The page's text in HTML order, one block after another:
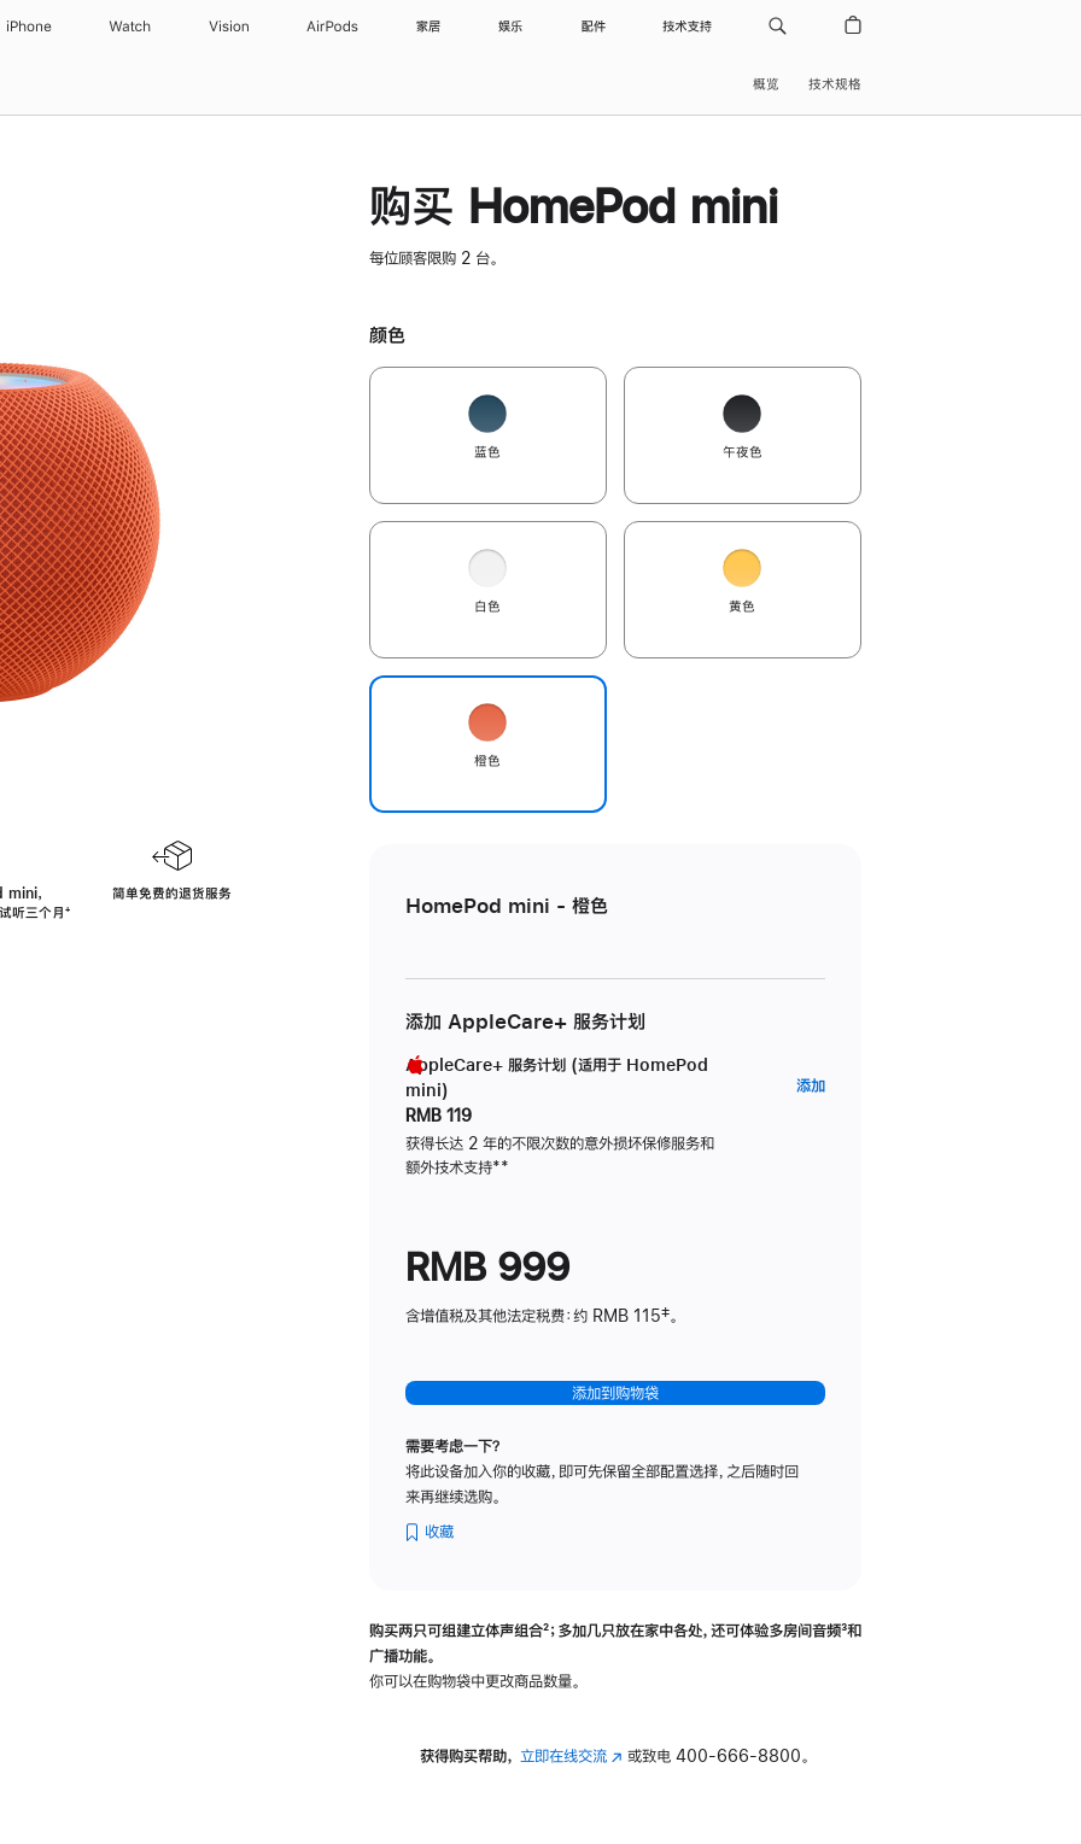
iPhone Watch Vision AirPods 家居 娱乐 配件 技术支持
概览 技术规格
，
听三个月脚
⁺
简单免费的退货服务
购买 HomePod mini
每位顾客限购 2 台。
颜色
蓝色 午夜色
白色 黄色
橙色
HomePod mini - 橙色
添加 AppleCare+ 服务计划
AppleCare+ 服务计划 (适用于 HomePod
mini)
RMB 119
获得长达 2 年的不限次数的意外损坏保修服务和
额外技术支持脚
**
添加AppleCare+
RMB 999
含增值税及其他法定税费：约 RMB 115‡。
添加到购物袋
需要考虑一下？
将此设备加入你的收藏，即可先保留全部配置选择，之后随时回
来再继续选购。
收藏
购买两只可组建立体声组合脚
²；多加几只放在家中各处，还可体验多‍房‍间音频脚
³和
广播功能。
你可以在购物袋中更改商品数量。
获得购买帮助， 立即在线交流(在 或致电 400-666-8800。